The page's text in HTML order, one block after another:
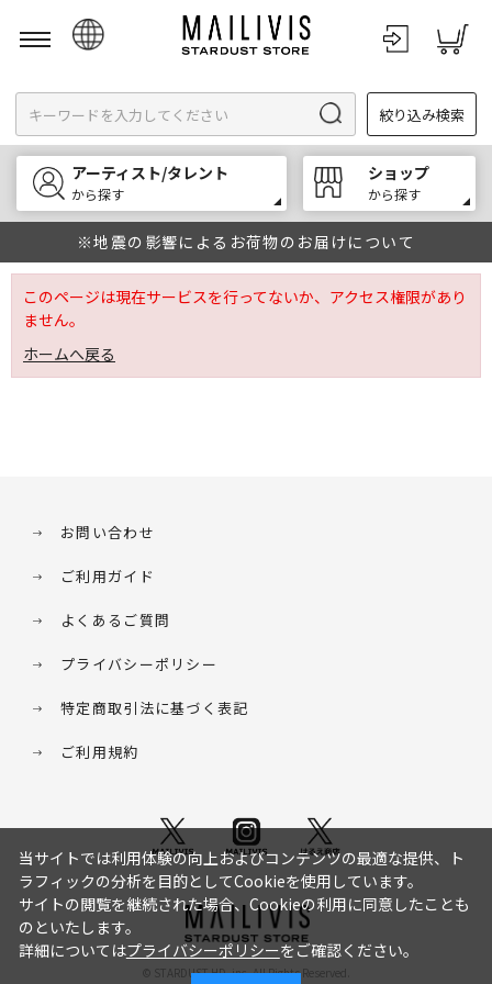
English
한국어
中文
絞り込み検索
アーティスト/タレント
から探す
ショップ
から探す
※地震の影響によるお荷物のお届けについて
このページは現在サービスを行ってないか、アクセス権限があり
ません。
ホームへ戻る
お問い合わせ
ご利用ガイド
よくあるご質問
プライバシーポリシー
特定商取引法に基づく表記
ご利用規約
© STARDUST HD. inc. All Rights Reserved.
当サイトでは利用体験の向上およびコンテンツの最適な提供、ト
ラフィックの分析を目的としてCookieを使用しています。
サイトの閲覧を継続された場合、Cookieの利用に同意したことも
のといたします。
詳細についてはプライバシーポリシーをご確認ください。